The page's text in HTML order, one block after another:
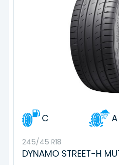
C A
245/45 R18
DYNAMO STREET-H